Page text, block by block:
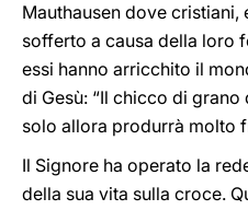
Mauthausen dove cristiani,
sofferto a causa della loro
essi hanno arricchito il
di Gesù: “Il chicco di
solo allora produrrà molto
Il Signore ha operato la
della sua vita sulla croce.